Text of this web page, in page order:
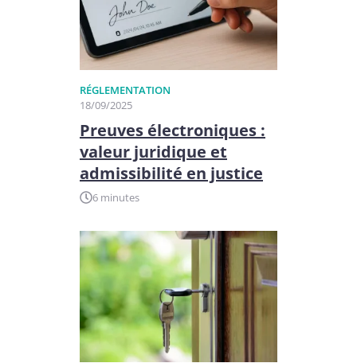
RÉGLEMENTATION
18/09/2025
Preuves électroniques :
valeur juridique et
admissibilité en justice
6 minutes